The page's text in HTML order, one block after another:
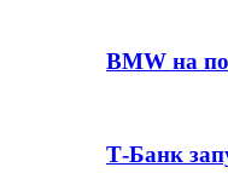
BMW на
Т-Банк